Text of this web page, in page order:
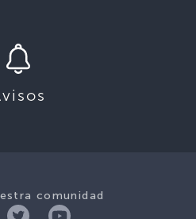
comunidad